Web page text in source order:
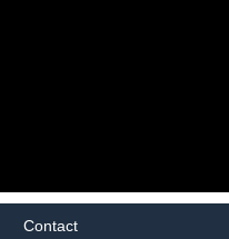
Contact